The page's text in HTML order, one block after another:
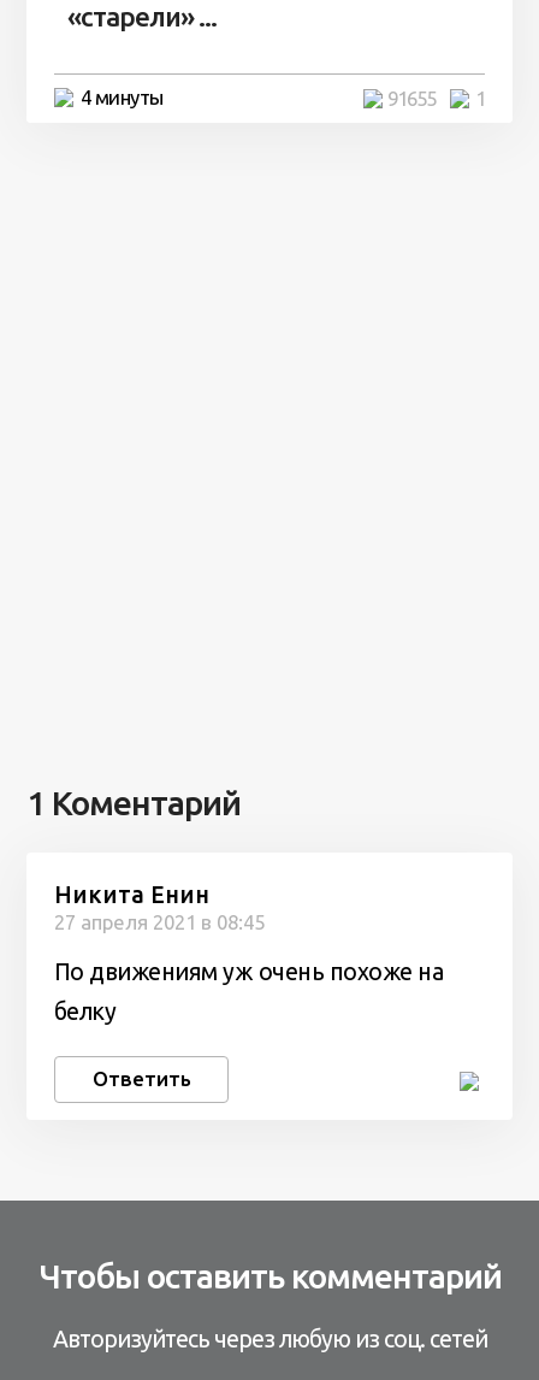
«старели» ...
4 минуты 1
91655
1 Коментарий
Никита Енин
27 апреля 2021 в 08:45
По движениям уж очень похоже на
белку
Ответить
Чтобы оставить комментарий
Авторизуйтесь через любую из соц. сетей